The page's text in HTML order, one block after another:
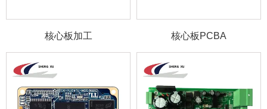
全国咨询电话：
0755-26686106
核心板加工 核心板PCBA